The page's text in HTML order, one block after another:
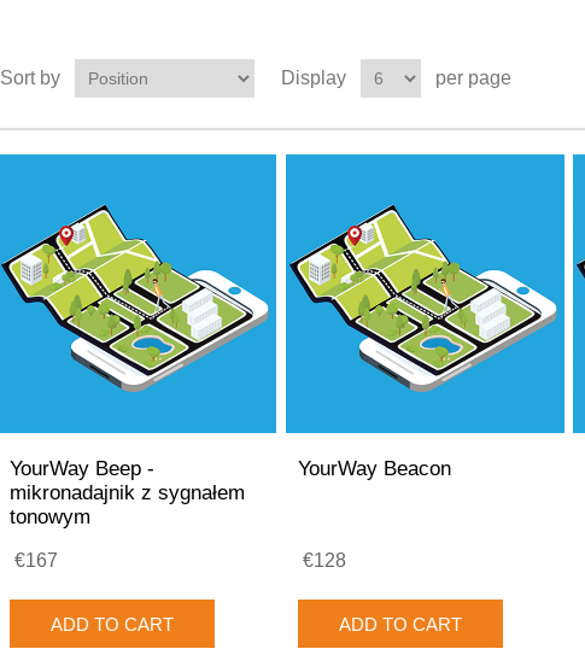
Sort by Display per page
YourWay Beep -
mikronadajnik z sygnałem
tonowym
€167
YourWay Beacon
€128